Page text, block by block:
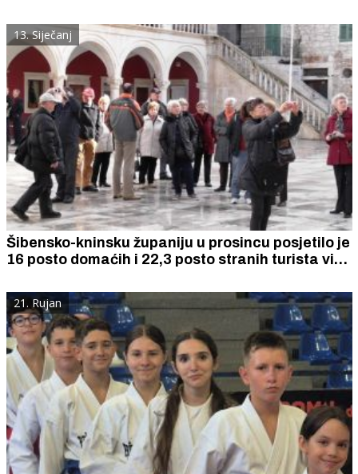
restoran, kavanu i koncertno-plesnu dvoranu.
13. Siječanj
Šibensko-kninsku županiju u prosincu posjetilo je
16 posto domaćih i 22,3 posto stranih turista više
21. Rujan